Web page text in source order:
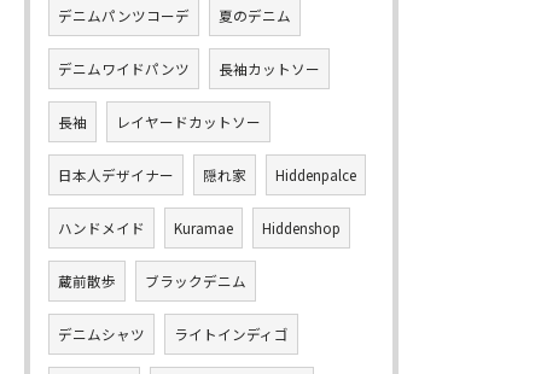
デニムパンツコーデ 夏のデニム
デニムワイドパンツ 長袖カットソー
長袖 レイヤードカットソー
日本人デザイナー 隠れ家 Hiddenpalce
ハンドメイド Kuramae Hiddenshop
蔵前散歩 ブラックデニム
デニムシャツ ライトインディゴ